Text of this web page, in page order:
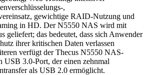
,
gewichtige RAID-Nutzung und
in HD. Der N5550 NAS wird mit
geliefert; das bedeutet, dass sich Anwender
ihrer kritischen Daten verlassen
verfügt der Thecus N5550 NAS-
USB 3.0-Port, der einen zehnmal
als USB 2.0 ermöglicht.